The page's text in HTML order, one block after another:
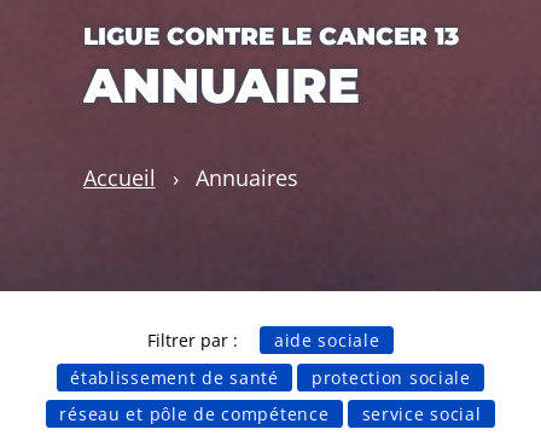
LIGUE CONTRE LE CANCER 13
ANNUAIRE
Accueil › Annuaires
Filtrer par :
aide sociale
établissement de santé
protection sociale
réseau et pôle de compétence
service social